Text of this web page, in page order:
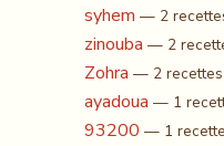
syhem — 2
zinouba — 2
Zohra — 2 recettes
ayadoua — 1
93200 — 1 recette